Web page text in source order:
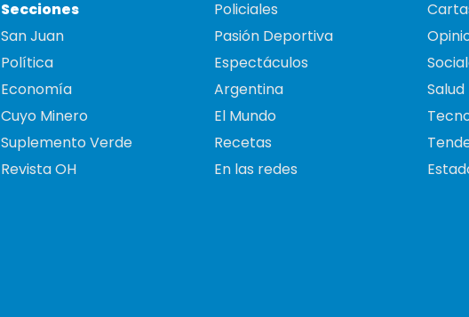
Secciones
San Juan
Política
Economía
Cuyo Minero
Suplemento Verde
Revista OH
Policiales
Pasión Deportiva
Espectáculos
Argentina
El Mundo
Recetas
En las redes
Salud